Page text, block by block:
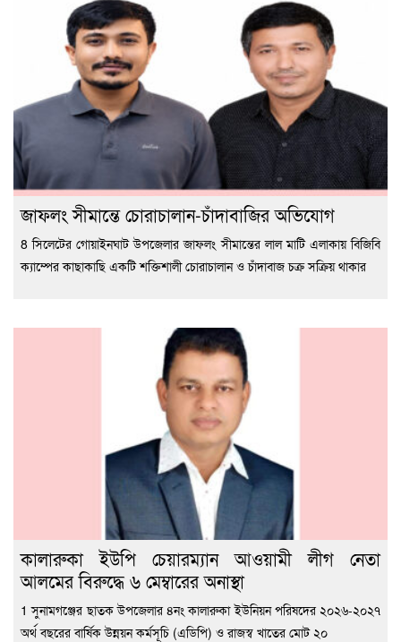
জাফলং সীমান্তে চোরাচালান-চাঁদাবাজির অভিযোগ
8 সিলেটের গোয়াইনঘাট উপজেলার জাফলং সীমান্তের লাল মাটি এলাকায় বিজিবি
ক্যাম্পের কাছাকাছি একটি শক্তিশালী চোরাচালান ও চাঁদাবাজ চক্র সক্রিয় থাকার
কালারুকা ইউপি চেয়ারম্যান আওয়ামী লীগ নেতা
আলমের বিরুদ্ধে ৬ মেম্বারের অনাস্থা
1 সুনামগঞ্জের ছাতক উপজেলার ৪নং কালারুকা ইউনিয়ন পরিষদের ২০২৬-২০২৭
অর্থ বছরের বার্ষিক উন্নয়ন কর্মসূচি (এডিপি) ও রাজস্ব খাতের মোট ২০